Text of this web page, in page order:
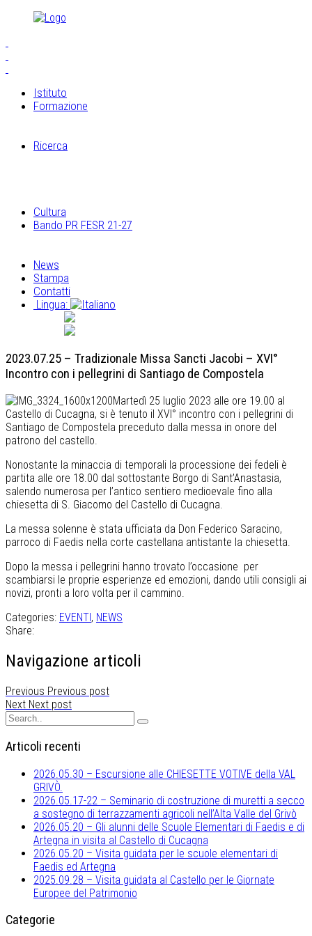
Istituto
Formazione
Ricerca
Cultura
Bando PR FESR 21-27
News
Stampa
Contatti
Lingua:
2023.07.25 – Tradizionale Missa Sancti Jacobi – XVI°
Incontro con i pellegrini di Santiago de Compostela
Martedì 25 luglio 2023 alle ore 19.00 al
Castello di Cucagna, si è tenuto il XVI° incontro con i pellegrini di
Santiago de Compostela preceduto dalla messa in onore del
patrono del castello.
Nonostante la minaccia di temporali la processione dei fedeli è
partita alle ore 18.00 dal sottostante Borgo di Sant’Anastasia,
salendo numerosa per l’antico sentiero medioevale fino alla
chiesetta di S. Giacomo del Castello di Cucagna.
La messa solenne è stata ufficiata da Don Federico Saracino,
parroco di Faedis nella corte castellana antistante la chiesetta.
Dopo la messa i pellegrini hanno trovato l’occasione per
scambiarsi le proprie esperienze ed emozioni, dando utili consigli ai
novizi, pronti a loro volta per il cammino.
Categories: EVENTI , NEWS
Share:
Navigazione articoli
Previous Previous post
Next Next post
Articoli recenti
2026.05.30 – Escursione alle CHIESETTE VOTIVE della VAL
GRIVÒ.
2026.05.17-22 – Seminario di costruzione di muretti a secco
a sostegno di terrazzamenti agricoli nell’Alta Valle del Grivò
2026.05.20 – Gli alunni delle Scuole Elementari di Faedis e di
Artegna in visita al Castello di Cucagna
2026.05.20 – Visita guidata per le scuole elementari di
Faedis ed Artegna
2025.09.28 – Visita guidata al Castello per le Giornate
Europee del Patrimonio
Categorie